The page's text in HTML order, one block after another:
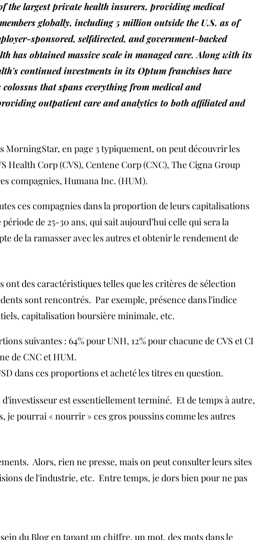
the largest private health insurers, providing medical
globally, including 5 million outside the U.S. as of
sponsored, selfdirected, and government-backed
has obtained massive scale in managed care. Along with its
continued investments in its Optum franchises have
colossus that spans everything from medical and
outpatient care and analytics to both affiliated and
MorningStar, en page 3 typiquement, on peut découvrir les
Health Corp (CVS), Centene Corp (CNC), The Cigna Group
compagnies, Humana Inc. (HUM).
ces compagnies dans la proportion de leurs capitalisations
de 25-30 ans, qui sait aujourd’hui celle qui sera la
de la ramasser avec les autres et obtenir le rendement de
ont des caractéristiques telles que les critères de sélection
sont rencontrés.  Par exemple, présence dans l'indice
capitalisation boursière minimale, etc.
suivantes : 64% pour UNH, 12% pour chacune de CVS et CI
de CNC et HUM.
dans ces proportions et acheté les titres en question.
est essentiellement terminé.  Et de temps à autre,
je pourrai « nourrir » ces gros poussins comme les autres
Alors, rien ne presse, mais on peut consulter leurs sites
de l'industrie, etc.  Entre temps, je dors bien pour ne pas
du Blog en tapant un chiffre, un mot, des mots dans le